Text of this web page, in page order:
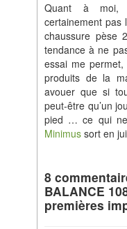
Quant à moi,
certainement pas
chaussure pèse
tendance à ne
essai me
produits de la
avouer que si
peut-être qu’un
pied … ce qui
Minimus sort en
8
BALANCE
premières